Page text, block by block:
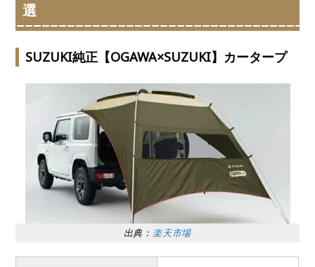
選
SUZUKI純正【OGAWA×SUZUKI】カータープ
出典： 楽天市場